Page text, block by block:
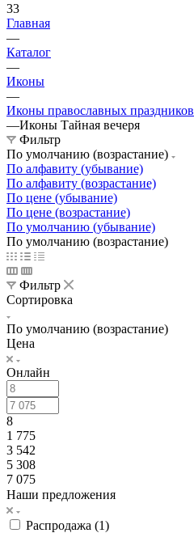
33
Главная
—
Каталог
—
Иконы
—
Иконы православных праздников
—Иконы Тайная вечеря
Фильтр
По умолчанию (возрастание)
По алфавиту (убывание)
По алфавиту (возрастание)
По цене (убывание)
По цене (возрастание)
По умолчанию (убывание)
По умолчанию (возрастание)
Фильтр
Сортировка
По умолчанию (возрастание)
Цена
Онлайн
8
1 775
3 542
5 308
7 075
Наши предложения
Распродажа (1)